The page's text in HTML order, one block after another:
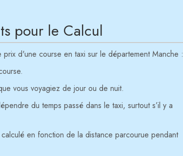
pour le Calcul
d'une course en taxi sur le département Manche :
vous voyagiez de jour ou de nuit.
du temps passé dans le taxi, surtout s’il y a
en fonction de la distance parcourue pendant